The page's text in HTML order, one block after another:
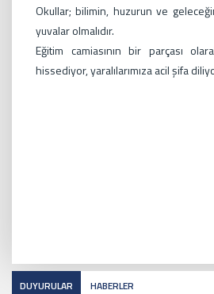
Okullar; bilimin, huzurun ve
yuvalar olmalıdır.
Eğitim camiasının bir parçası
hissediyor, yaralılarımıza acil şifa
DUYURULAR HABERLER